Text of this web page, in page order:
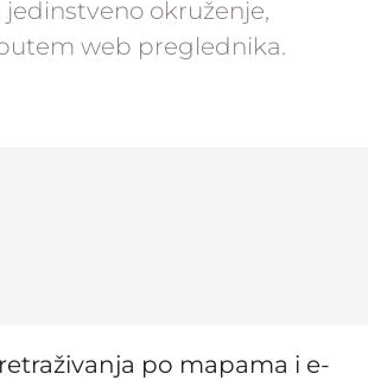
jedinstveno okruženje,
web preglednika.
po mapama i e-